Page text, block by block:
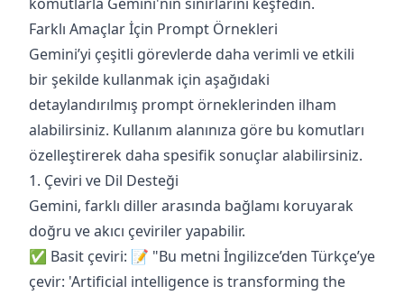
Farklı Amaçlar İçin Prompt Örnekleri
Gemini’yi çeşitli görevlerde daha verimli ve etkili
bir şekilde kullanmak için aşağıdaki
detaylandırılmış prompt örneklerinden ilham
alabilirsiniz. Kullanım alanınıza göre bu komutları
özelleştirerek daha spesifik sonuçlar alabilirsiniz.
1. Çeviri ve Dil Desteği
Gemini, farklı diller arasında bağlamı koruyarak
doğru ve akıcı çeviriler yapabilir.
✅ Basit çeviri: 📝 "Bu metni İngilizce’den Türkçe’ye
çevir: 'Artificial intelligence is transforming the